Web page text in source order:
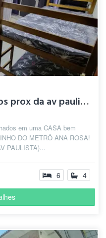
Quartos Compartilhados prox da av paulista
em uma CASA bem
DO METRÔ ANA ROSA!
PAULISTA)...
6 4